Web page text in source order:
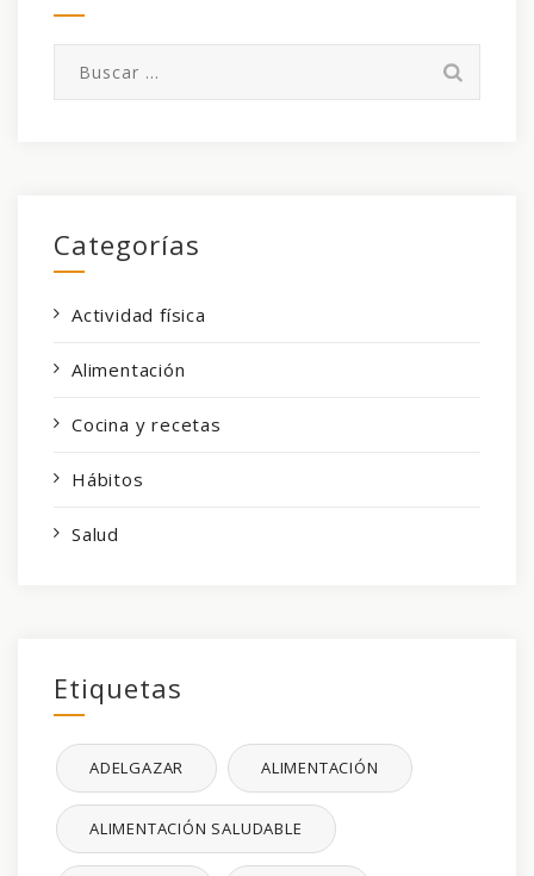
Categorías
Actividad física
Alimentación
Cocina y recetas
Hábitos
Salud
Etiquetas
ADELGAZAR ALIMENTACIÓN
ALIMENTACIÓN SALUDABLE